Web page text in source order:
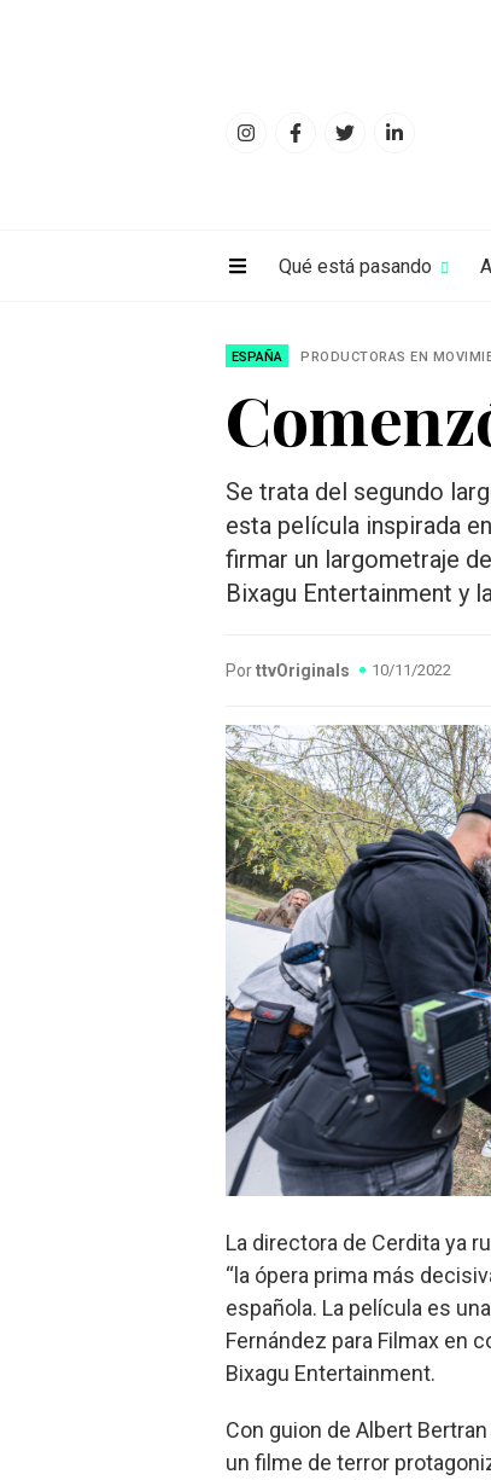
Qué está pasando
ESPAÑA PRODUCTORAS EN
Se trata del segundo
esta película inspirada
firmar un largometraje
Bixagu Entertainment y
PorttvOriginals 10/11/2022
La directora de Cerdita ya
“la ópera prima más
española. La película es
Fernández para Filmax en
Bixagu Entertainment.
Con guion de Albert
un filme de terror